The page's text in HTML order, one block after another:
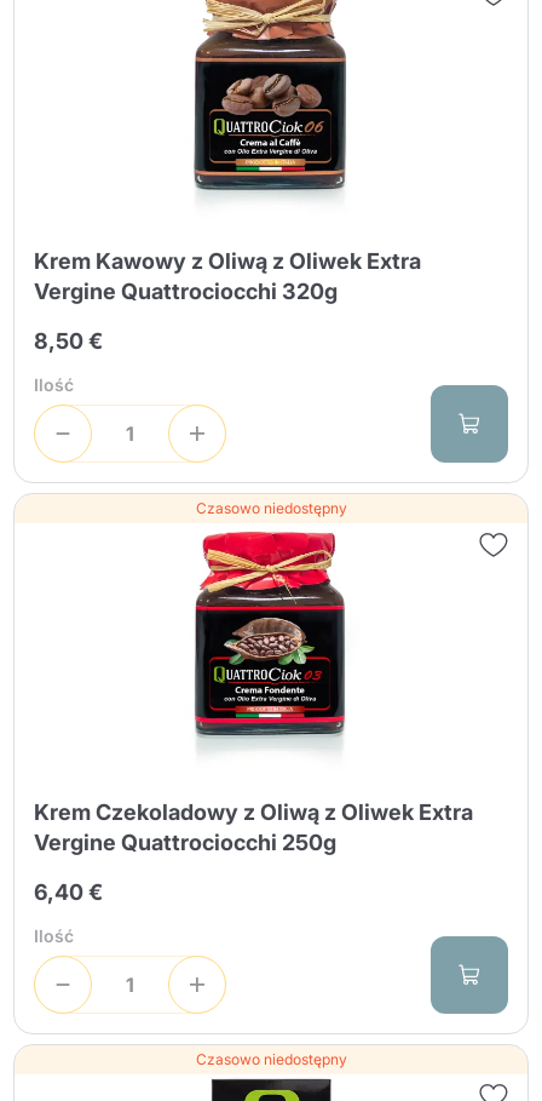
Krem Kawowy z Oliwą z Oliwek Extra
Vergine Quattrociocchi 320g
8,50 €
Ilość
Czasowo niedostępny
Krem Czekoladowy z Oliwą z Oliwek Extra
Vergine Quattrociocchi 250g
6,40 €
Ilość
Czasowo niedostępny